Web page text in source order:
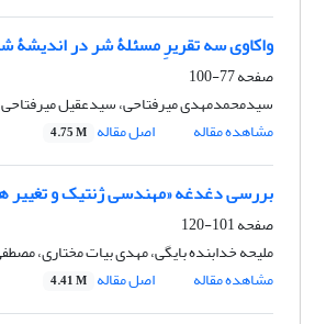
واکاوی سه تقریرِ مسئلۀ شر در اندیشۀ
صفحه77-100
سیدمحمدمهدی میرفتاحی، سیدعقیل
مشاهده مقاله
اصل مقاله 4.75 M
بررسی دغدغه «مهندسی ژنتیکو
صفحه101-120
ملیحه خدابنده بایگی، مهدی بیات مختاری،
مشاهده مقاله
اصل مقاله 4.41 M